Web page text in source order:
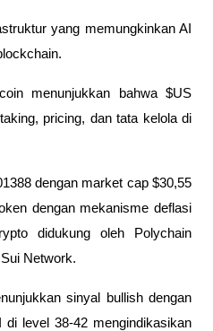
yang memungkinkan AI
menunjukkan bahwa $US
pricing, dan tata kelola di
dengan market cap $30,55
dengan mekanisme deflasi
didukung oleh Polychain
Network.
sinyal bullish dengan
di level 38-42 mengindikasikan